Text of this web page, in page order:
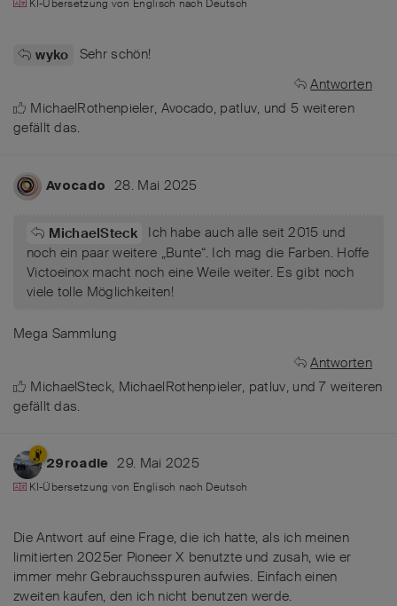
KI-Übersetzung von Englisch nach Deutsch
wyko
Sehr schön!
Antworten
MichaelRothenpieler, Avocado, patluv, und 5 weiteren
gefällt das.
Avocado 28. Mai 2025
MichaelSteck
Ich habe auch alle seit 2015 und
noch ein paar weitere „Bunte“. Ich mag die Farben. Hoffe
Victoeinox macht noch eine Weile weiter. Es gibt noch
viele tolle Möglichkeiten!
Mega Sammlung
Antworten
MichaelSteck, MichaelRothenpieler, patluv, und7 weiteren
gefällt das.
29roadie 29. Mai 2025
KI-Übersetzung von Englisch nach Deutsch
Die Antwort auf eine Frage, die ich hatte, als ich meinen
limitierten 2025er Pioneer X benutzte und zusah, wie er
immer mehr Gebrauchsspuren aufwies. Einfach einen
zweiten kaufen, den ich nicht benutzen werde.